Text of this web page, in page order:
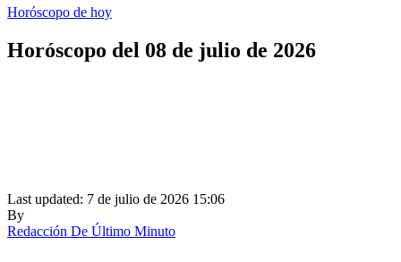
Horóscopo de hoy
Horóscopo del 08 de julio de 2026
Last updated: 7 de julio de 2026 15:06
By
Redacción De Último Minuto